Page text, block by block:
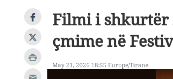
Filmi i
çmime në
May 21, 2026 18:55 Europe/Tirane